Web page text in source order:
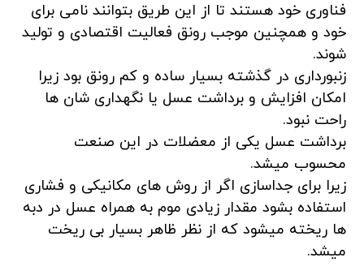
فناوری خود هستند تا از این طریق بتوانند نامی برای
خود و همچنین موجب رونق فعالیت اقتصادی و تولید
شوند.
زنبورداری در گذشته بسیار ساده و کم رونق بود زیرا
امکان افزایش و برداشت عسل یا نگهداری شان ها
راحت نبود.
برداشت عسل یکی از معضلات در این صنعت
محسوب میشد.
زیرا برای جداسازی اگر از روش های مکانیکی و فشاری
استفاده بشود مقدار زیادی موم به همراه عسل در دبه
ها ریخته میشود که از نظر ظاهر بسیار بی ریخت
میشد.